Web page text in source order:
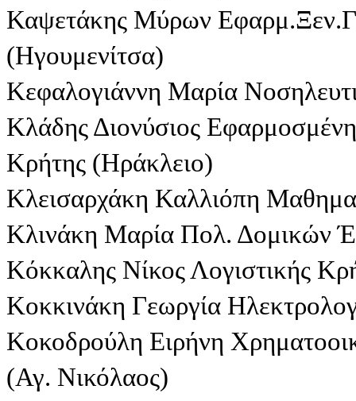
Καψετάκης Μύρων
(Ηγουμενίτσα)
Κεφαλογιάννη Μαρία
Κλάδης Διονύσιος
Κρήτης (Ηράκλειο)
Κλεισαρχάκη Καλλιόπη
Κλινάκη Μαρία Πολ. Δομικών
Κόκκαλης Νίκος Λογιστικής
Κοκκινάκη Γεωργία
Κοκοδρούλη Ειρήνη
(Αγ. Νικόλαος)